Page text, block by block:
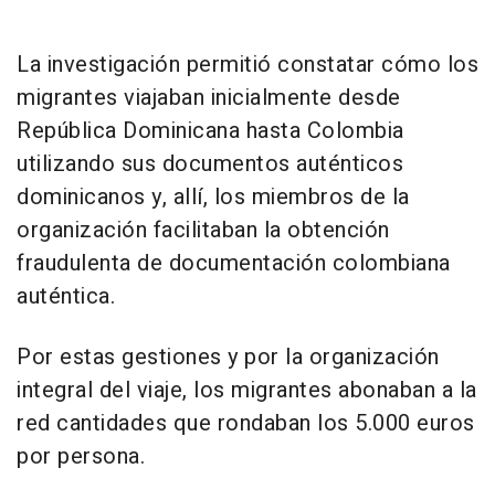
La investigación permitió constatar cómo los
migrantes viajaban inicialmente desde
República Dominicana hasta Colombia
utilizando sus documentos auténticos
dominicanos y, allí, los miembros de la
organización facilitaban la obtención
fraudulenta de documentación colombiana
auténtica.
Por estas gestiones y por la organización
integral del viaje, los migrantes abonaban a la
red cantidades que rondaban los 5.000 euros
por persona.